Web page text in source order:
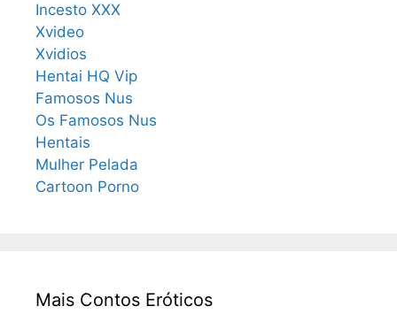
Incesto XXX
Xvideo
Xvidios
Hentai HQ Vip
Famosos Nus
Os Famosos Nus
Hentais
Mulher Pelada
Cartoon Porno
Mais Contos Eróticos